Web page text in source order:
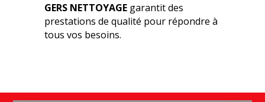
GERS NETTOYAGEgarantit des
prestations de qualité pour répondre à
tous vos besoins.